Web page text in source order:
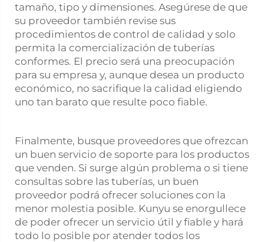
tamaño, tipo y dimensiones. Asegúrese de que
su proveedor también revise sus
procedimientos de control de calidad y solo
permita la comercialización de tuberías
conformes. El precio será una preocupación
para su empresa y, aunque desea un producto
económico, no sacrifique la calidad eligiendo
uno tan barato que resulte poco fiable.
Finalmente, busque proveedores que ofrezcan
un buen servicio de soporte para los productos
que venden. Si surge algún problema o si tiene
consultas sobre las tuberías, un buen
proveedor podrá ofrecer soluciones con la
menor molestia posible. Kunyu se enorgullece
de poder ofrecer un servicio útil y fiable y hará
todo lo posible por atender todos los